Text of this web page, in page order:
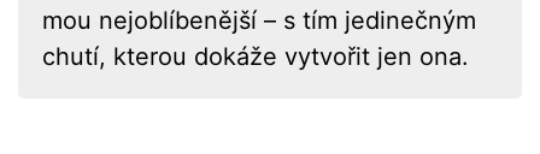
mou nejoblíbenější – s tím jedinečným
chutí, kterou dokáže vytvořit jen ona.